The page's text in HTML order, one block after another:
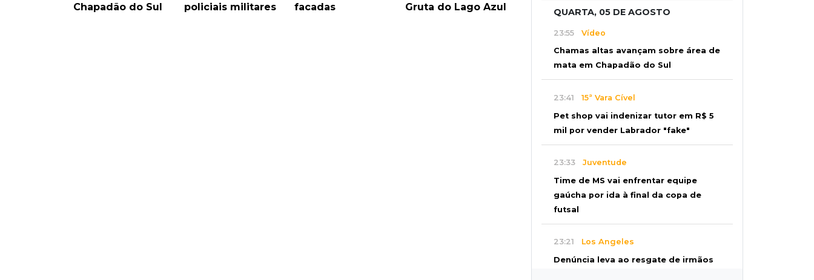
Chapadão do Sul
policiais militares
facadas
Gruta do Lago Azul
QUARTA, 05 DE AGOSTO
23:55 Vídeo
Chamas altas avançam sobre área de
mata em Chapadão do Sul
23:41 15ª Vara Cível
Pet shop vai indenizar tutor em R$ 5
mil por vender Labrador "fake"
23:33 Juventude
Time de MS vai enfrentar equipe
gaúcha por ida à final da copa de
futsal
23:21 Los Angeles
Denúncia leva ao resgate de irmãos